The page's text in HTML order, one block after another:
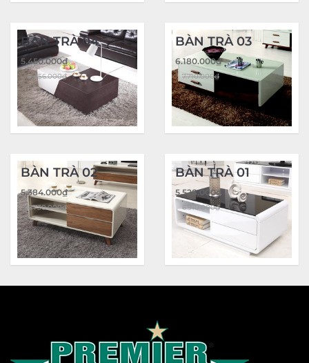
BÀN TRÀ 04
5.450.000₫
5.456.000₫
BÀN TRÀ 03
6.180.000₫
7.710.000₫
BÀN TRÀ 02
5.384.000₫
6.730.000₫
BÀN TRÀ 01
5.528.000₫
6.910.000₫